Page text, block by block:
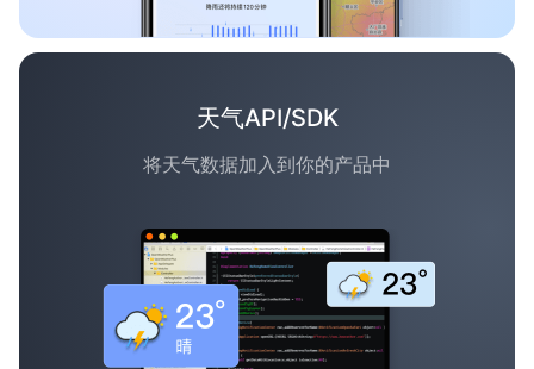
天气API/SDK
将天气数据加入到你的产品中